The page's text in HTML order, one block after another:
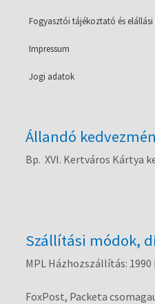
Fogyasztói tájékoztató és
Impressum
Jogi adatok
Állandó
Bp. XVI. Kertváros Kártya
Szállítási módok,
MPL Házhozszállítás: 1990
FoxPost, Packeta